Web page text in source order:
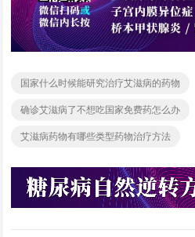
国家什么时候能研究治疗艾滋病的药物
确诊艾滋病了不想吃国家免费药怎么办
艾滋病药物有哪些类型药物治疗方法